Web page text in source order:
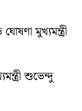
মুখ্যমন্ত্রী
শুভেন্দু